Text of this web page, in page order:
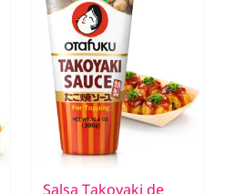
Salsa Takoyaki de